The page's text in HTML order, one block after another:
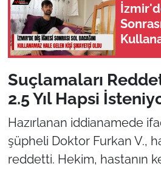
Suçlamaları
2.5 Yıl Hapsi
Hazırlanan iddianamede
şüpheli Doktor Furkan V.,
reddetti. Hekim, hastanın